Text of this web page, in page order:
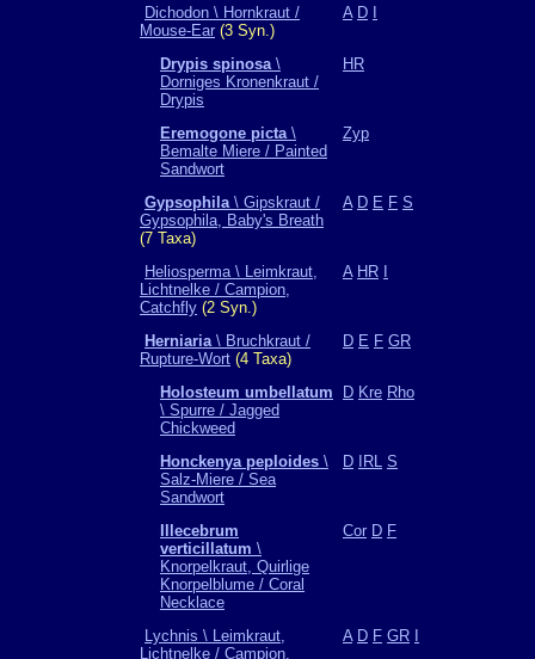
Dichodon \ Hornkraut /
Mouse-Ear (3 Syn.)
A D
Drypis spinosa\
Dorniges Kronenkraut /
Drypis
HR
Eremogone picta\
Bemalte Miere / Painted
Sandwort
Zyp
Gypsophila\ Gipskraut /
Gypsophila, Baby's Breath
(7 Taxa)
A D E F S
Heliosperma \ Leimkraut,
Lichtnelke / Campion,
Catchfly (2 Syn.)
A HR
Herniaria\ Bruchkraut /
Rupture-Wort (4 Taxa)
D E F GR
Holosteum umbellatum
\ Spurre / Jagged
Chickweed
D Kre Rho
Honckenya peploides \
Salz-Miere / Sea
Sandwort
D IRL S
Illecebrum
verticillatum \
Knorpelkraut, Quirlige
Knorpelblume / Coral
Necklace
Cor D F
Lychnis \ Leimkraut,
Lichtnelke / Campion,
A D F GR